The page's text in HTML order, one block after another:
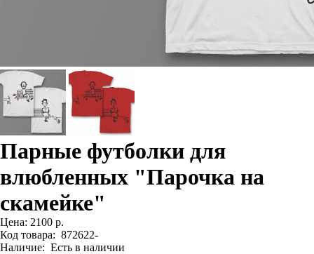
Парные футболки для
влюбленных "Парочка на
скамейке"
Цена: 2100 р.
Код товара: 872622-
Наличие: Есть в наличии